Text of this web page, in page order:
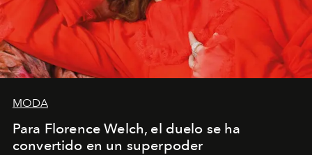
MODA
Para Florence Welch, el duelo se ha
convertido en un superpoder